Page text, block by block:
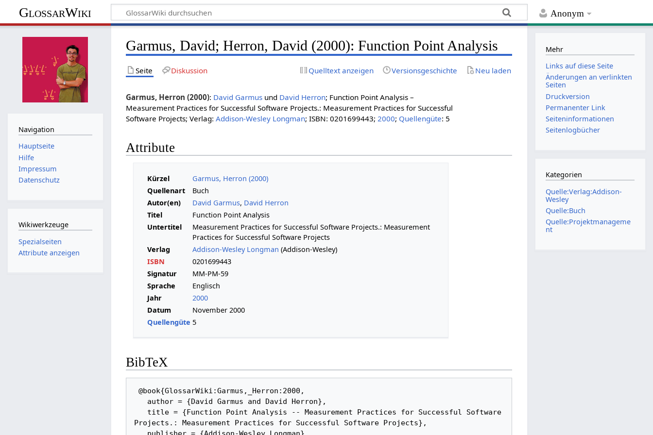
Anonym
GlossarWiki
Garmus, David; Herron, David (2000): Function Point Analysis
Seite Diskussion Quelltext anzeigen Versionsgeschichte Neu laden
Garmus, Herron (2000): David Garmus und David Herron; Function Point Analysis –
Measurement Practices for Successful Software Projects.: Measurement Practices for Successful
Software Projects; Verlag:Addison-Wesley Longman; ISBN: 0201699443; 2000; Quellengüte: 5
Attribute
Kürzel
Garmus, Herron (2000)
Quellenart
Buch
Autor(en)
David Garmus, David Herron
Titel
Function Point Analysis
Untertitel
Measurement Practices for Successful Software Projects.: Measurement
Practices for Successful Software Projects
Verlag
Addison-Wesley Longman (Addison-Wesley)
ISBN
0201699443
Signatur
MM-PM-59
Sprache
Englisch
Jahr
2000
Datum
November 2000
Quellengüte 5
BibTeX
Projects.: Measurement Practices for Successful Software Projects},
Navigation
Hauptseite
Hilfe
Impressum
Datenschutz
Wikiwerkzeuge
Spezialseiten
Attribute anzeigen
Mehr
Links auf diese Seite
Änderungen an verlinkten
Seiten
Druckversion
Permanenter Link
Seiten­­informationen
Seitenlogbücher
Kategorien
Quelle:Verlag:Addison-
Wesley
Quelle:Buch
Quelle:Projektmanageme
nt